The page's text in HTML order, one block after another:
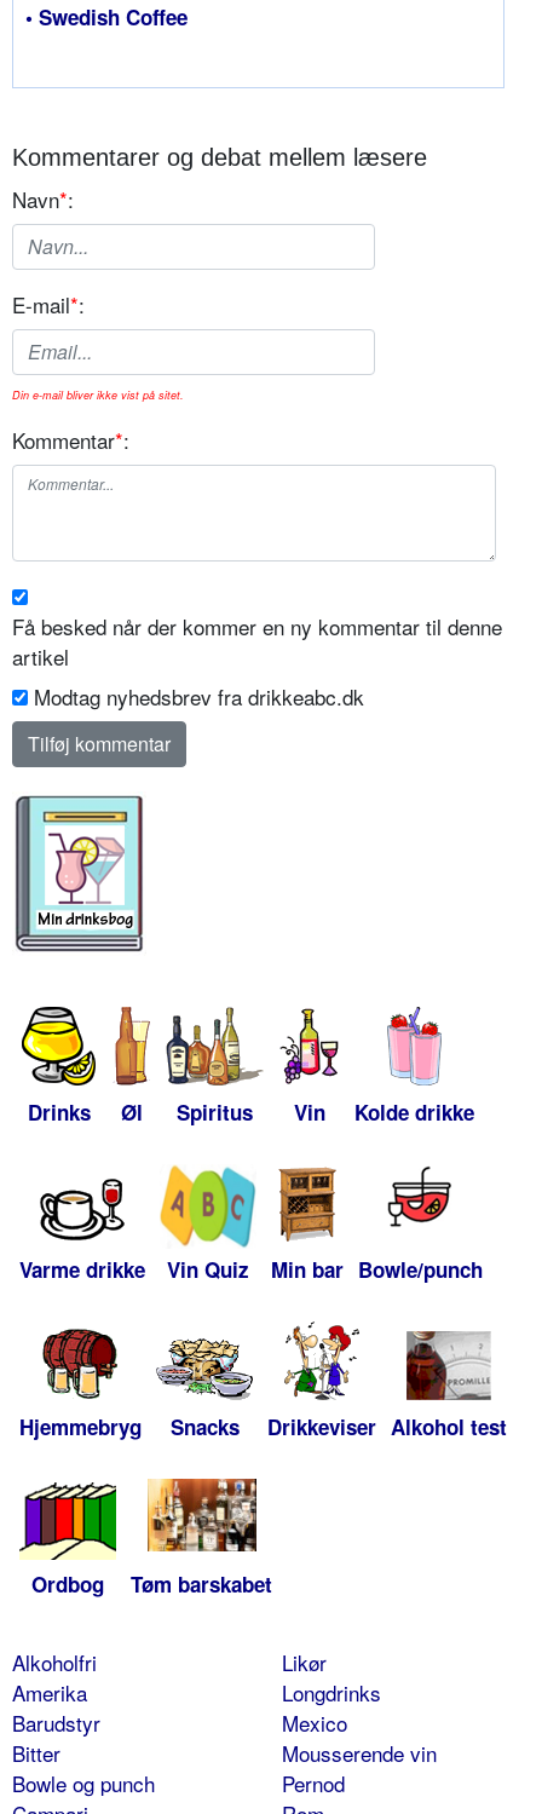
• Swedish Coffee
Kommentarer og debat mellem læsere
Navn*:
E-mail*:
Din e-mail bliver ikke vist på sitet.
Kommentar*:
Få besked når der kommer en ny kommentar til denne
artikel
Modtag nyhedsbrev fra drikkeabc.dk
Drinks Øl Spiritus Vin Kolde drikke
Varme drikke Vin Quiz Min bar Bowle/punch
Hjemmebryg Snacks Drikkeviser Alkohol test
Ordbog Tøm barskabet
Alkoholfri
Amerika
Barudstyr
Bitter
Bowle og punch
Likør
Longdrinks
Mexico
Mousserende vin
Pernod